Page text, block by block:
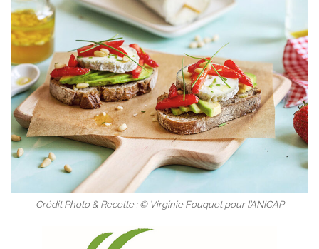
Crédit Photo & Recette : © Virginie Fouquet pour l’ANICAP